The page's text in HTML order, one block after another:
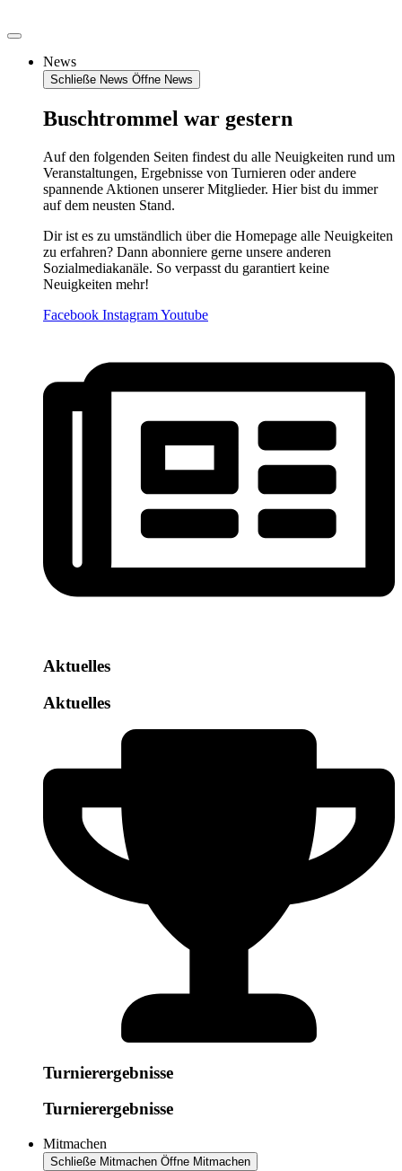
Inhalt
News
Schließe News Öffne News
Buschtrommel war gestern
Auf den folgenden Seiten findest du alle Neuigkeiten rund um
Veranstaltungen, Ergebnisse von Turnieren oder andere
spannende Aktionen unserer Mitglieder. Hier bist du immer
auf dem neusten Stand.
Dir ist es zu umständlich über die Homepage alle Neuigkeiten
zu erfahren? Dann abonniere gerne unsere anderen
Sozialmediakanäle. So verpasst du garantiert keine
Neuigkeiten mehr!
Facebook InstagramYoutube
Aktuelles
Aktuelles
Turnierergebnisse
Turnierergebnisse
Mitmachen
Schließe Mitmachen Öffne Mitmachen